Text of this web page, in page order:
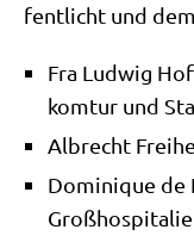
fent­licht und
Fra Lud­wig
kom­tur und
Albrecht
Domi­ni­que de